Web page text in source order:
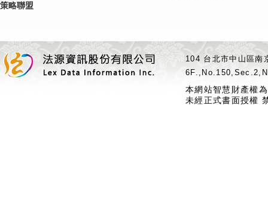
策略聯盟
104 台北市中山區
本網站智慧財產權
未經正式書面授權